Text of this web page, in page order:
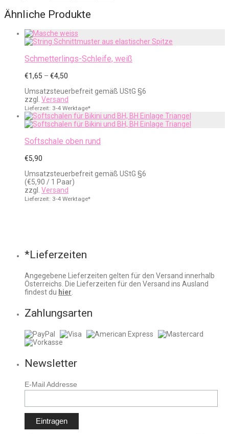
Ähnliche Produkte
Schmetterlings-Schleife, weiß
€1,65 – €4,50
bis
€4,50
Umsatzsteuerbefreit gemäß UStG §6
zzgl. Versand
Lieferzeit: 3-4 Werktage*
Softschale oben rund
€5,90
Umsatzsteuerbefreit gemäß UStG §6
(€5,90 / 1 Paar)
zzgl. Versand
Lieferzeit: 3-4 Werktage*
*Lieferzeiten
Angegebene Lieferzeiten gelten für den Versand innerhalb
Österreichs. Die Lieferzeiten für den Versand ins Ausland
findest du hier.
Zahlungsarten
Newsletter
E-Mail Addresse